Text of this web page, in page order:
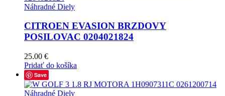
Náhradné Diely
CITROEN EVASION BRZDOVY
POSILOVAC 0204021824
25.00 €
Pridať do košíka
Save
Náhradné Diely